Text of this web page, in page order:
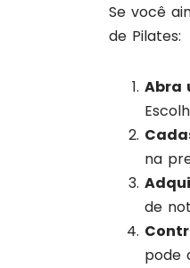
Se você
de Pilates:
Abra
na
de
pode